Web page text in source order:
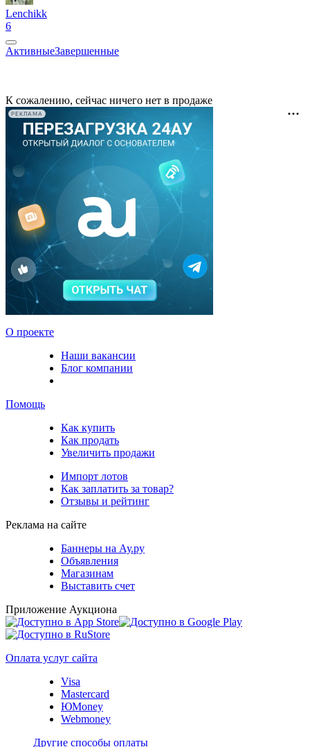
Lenchikk
6
АктивныеЗавершенные
К сожалению, сейчас ничего нет в продаже
РЕКЛАМА
О проекте
Наши вакансии
Блог компании
Помощь
Как купить
Как продать
Увеличить продажи
Импорт лотов
Как заплатить за товар?
Отзывы и рейтинг
Реклама на сайте
Баннеры на Ау.ру
Объявления
Магазинам
Выставить счет
Приложение Аукциона
Оплата услуг сайта
Visa
Mastercard
ЮMoney
Webmoney
Другие способы оплаты